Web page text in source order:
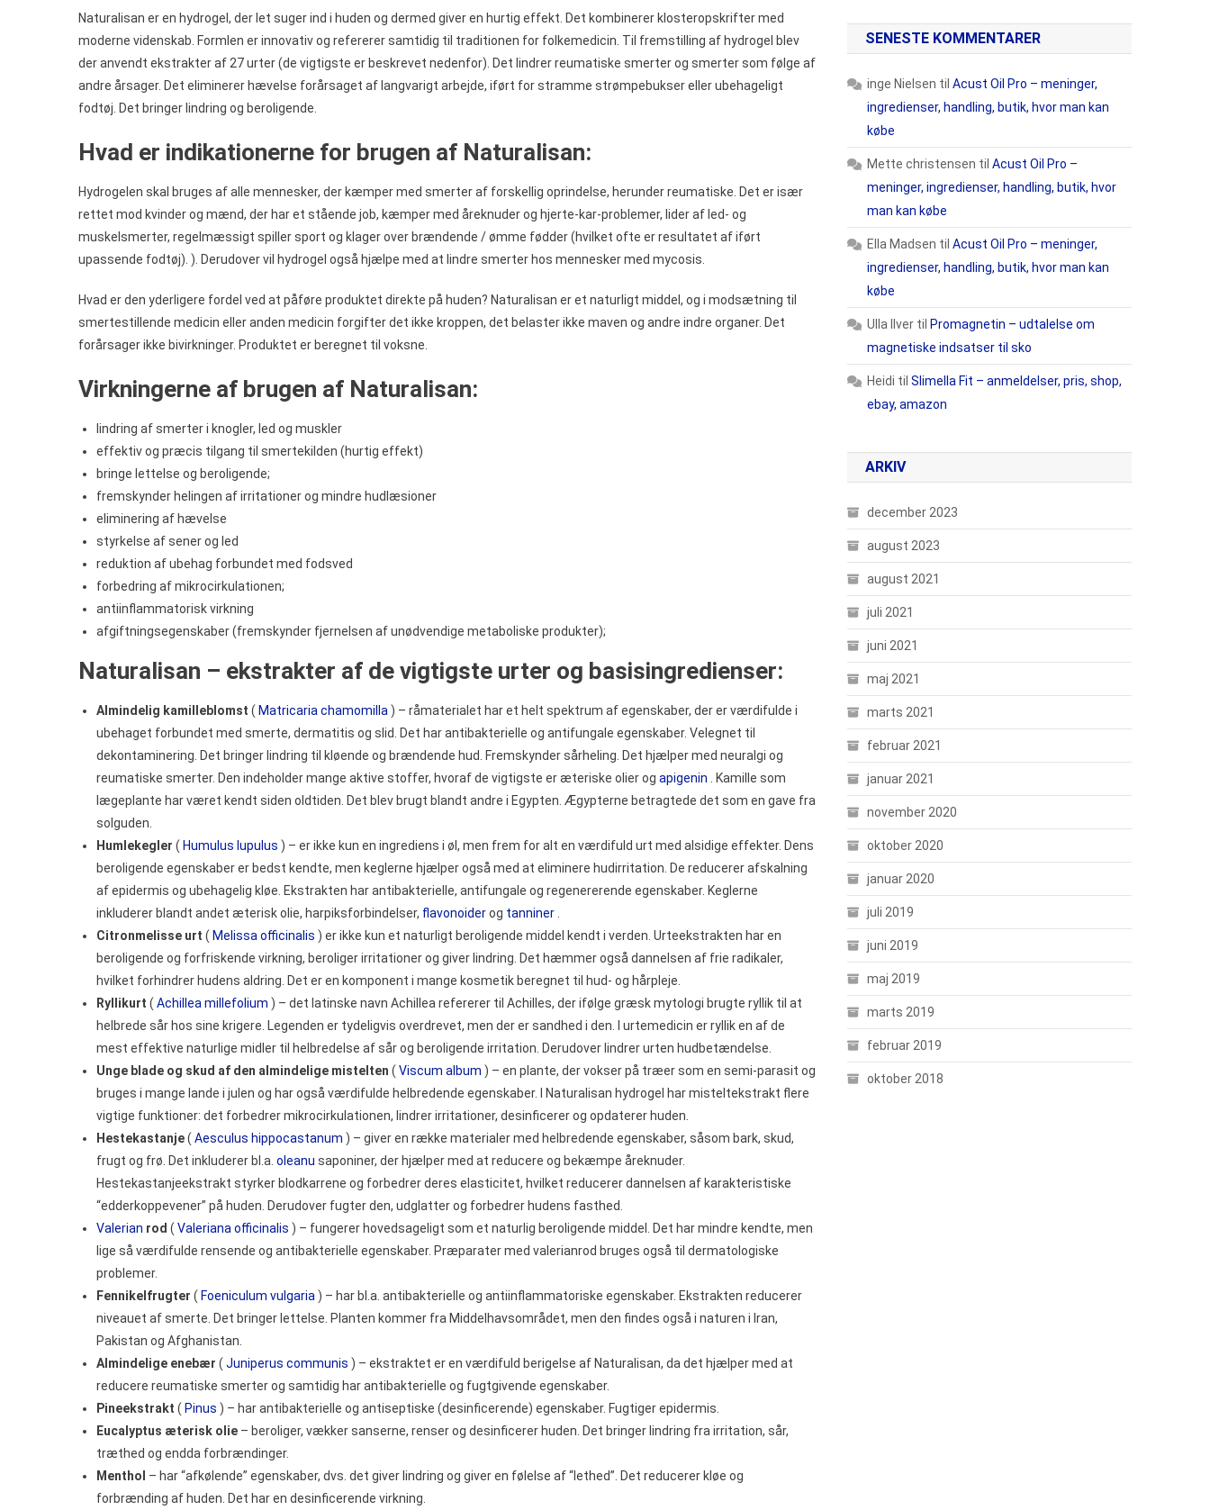
Naturalisan er en hydrogel, der let suger ind i huden og dermed giver en hurtig effekt. Det kombinerer klosteropskrifter med
moderne videnskab. Formlen er innovativ og refererer samtidig til traditionen for folkemedicin. Til fremstilling af hydrogel blev
der anvendt ekstrakter af 27 urter (de vigtigste er beskrevet nedenfor). Det lindrer reumatiske smerter og smerter som følge af
andre årsager. Det eliminerer hævelse forårsaget af langvarigt arbejde, iført for stramme strømpebukser eller ubehageligt
fodtøj. Det bringer lindring og beroligende.
Hvad er indikationerne for brugen af Naturalisan:
Hydrogelen skal bruges af alle mennesker, der kæmper med smerter af forskellig oprindelse, herunder reumatiske. Det er især
rettet mod kvinder og mænd, der har et stående job, kæmper med åreknuder og hjerte-kar-problemer, lider af led- og
muskelsmerter, regelmæssigt spiller sport og klager over brændende / ømme fødder (hvilket ofte er resultatet af iført
upassende fodtøj). ). Derudover vil hydrogel også hjælpe med at lindre smerter hos mennesker med mycosis.
Hvad er den yderligere fordel ved at påføre produktet direkte på huden? Naturalisan er et naturligt middel, og i modsætning til
smertestillende medicin eller anden medicin forgifter det ikke kroppen, det belaster ikke maven og andre indre organer. Det
forårsager ikke bivirkninger. Produktet er beregnet til voksne.
Virkningerne af brugen af Naturalisan:
lindring af smerter i knogler, led og muskler
effektiv og præcis tilgang til smertekilden (hurtig effekt)
bringe lettelse og beroligende;
fremskynder helingen af irritationer og mindre hudlæsioner
eliminering af hævelse
styrkelse af sener og led
reduktion af ubehag forbundet med fodsved
forbedring af mikrocirkulationen;
antiinflammatorisk virkning
afgiftningsegenskaber (fremskynder fjernelsen af unødvendige metaboliske produkter);
Naturalisan – ekstrakter af de vigtigste urter og basisingredienser:
Almindelig kamilleblomst ( Matricaria chamomilla ) – råmaterialet har et helt spektrum af egenskaber, der er værdifulde i
ubehaget forbundet med smerte, dermatitis og slid. Det har antibakterielle og antifungale egenskaber. Velegnet til
dekontaminering. Det bringer lindring til kløende og brændende hud. Fremskynder sårheling. Det hjælper med neuralgi og
reumatiske smerter. Den indeholder mange aktive stoffer, hvoraf de vigtigste er æteriske olier og apigenin . Kamille som
lægeplante har været kendt siden oldtiden. Det blev brugt blandt andre i Egypten. Ægypterne betragtede det som en gave fra
solguden.
Humlekegler ( Humulus lupulus ) – er ikke kun en ingrediens i øl, men frem for alt en værdifuld urt med alsidige effekter. Dens
beroligende egenskaber er bedst kendte, men keglerne hjælper også med at eliminere hudirritation. De reducerer afskalning
af epidermis og ubehagelig kløe. Ekstrakten har antibakterielle, antifungale og regenererende egenskaber. Keglerne
inkluderer blandt andet æterisk olie, harpiksforbindelser, flavonoiderog tanniner
Citronmelisse urt ( Melissa officinalis ) er ikke kun et naturligt beroligende middel kendt i verden. Urteekstrakten har en
beroligende og forfriskende virkning, beroliger irritationer og giver lindring. Det hæmmer også dannelsen af frie radikaler,
hvilket forhindrer hudens aldring. Det er en komponent i mange kosmetik beregnet til hud- og hårpleje.
Ryllikurt ( Achillea millefolium ) – det latinske navn Achillea refererer til Achilles, der ifølge græsk mytologi brugte ryllik til at
helbrede sår hos sine krigere. Legenden er tydeligvis overdrevet, men der er sandhed i den. I urtemedicin er ryllik en af de
mest effektive naturlige midler til helbredelse af sår og beroligende irritation. Derudover lindrer urten hudbetændelse.
Unge blade og skud af den almindelige mistelten ( Viscum album ) – en plante, der vokser på træer som en semi-parasit og
bruges i mange lande i julen og har også værdifulde helbredende egenskaber. I Naturalisan hydrogel har misteltekstrakt flere
vigtige funktioner: det forbedrer mikrocirkulationen, lindrer irritationer, desinficerer og opdaterer huden.
Hestekastanje( Aesculus hippocastanum ) – giver en række materialer med helbredende egenskaber, såsom bark, skud,
frugt og frø. Det inkluderer bl.a. oleanu saponiner, der hjælper med at reducere og bekæmpe åreknuder.
Hestekastanjeekstrakt styrker blodkarrene og forbedrer deres elasticitet, hvilket reducerer dannelsen af karakteristiske
“edderkoppevener” på huden. Derudover fugter den, udglatter og forbedrer hudens fasthed.
Valerian rod ( Valeriana officinalis ) – fungerer hovedsageligt som et naturlig beroligende middel. Det har mindre kendte, men
lige så værdifulde rensende og antibakterielle egenskaber. Præparater med valerianrod bruges også til dermatologiske
problemer.
Fennikelfrugter ( Foeniculum vulgaria ) – har bl.a. antibakterielle og antiinflammatoriske egenskaber. Ekstrakten reducerer
niveauet af smerte. Det bringer lettelse. Planten kommer fra Middelhavsområdet, men den findes også i naturen i Iran,
Pakistan og Afghanistan.
Almindelige enebær ( Juniperus communis ) – ekstraktet er en værdifuld berigelse af Naturalisan, da det hjælper med at
reducere reumatiske smerter og samtidig har antibakterielle og fugtgivende egenskaber.
Pineekstrakt ( Pinus ) – har antibakterielle og antiseptiske (desinficerende) egenskaber. Fugtiger epidermis.
Eucalyptus æterisk olie – beroliger, vækker sanserne, renser og desinficerer huden. Det bringer lindring fra irritation, sår,
træthed og endda forbrændinger.
Menthol – har “afkølende” egenskaber, dvs. det giver lindring og giver en følelse af “lethed”. Det reducerer kløe og
forbrænding af huden. Det har en desinficerende virkning.
SENESTE KOMMENTARER
inge Nielsen tilAcust Oil Pro – meninger,
ingredienser, handling, butik, hvor man kan
købe
Mette christensen tilAcust Oil Pro –
meninger, ingredienser, handling, butik, hvor
man kan købe
Ella Madsen tilAcust Oil Pro – meninger,
ingredienser, handling, butik, hvor man kan
købe
Ulla Ilver til Promagnetin – udtalelse om
magnetiske indsatser til sko
Heidi tilSlimella Fit – anmeldelser, pris, shop,
ebay, amazon
ARKIV
december 2023
august 2023
august 2021
juli 2021
juni 2021
maj 2021
marts 2021
februar 2021
januar 2021
november 2020
oktober 2020
januar 2020
juli 2019
juni 2019
maj 2019
marts 2019
februar 2019
oktober 2018